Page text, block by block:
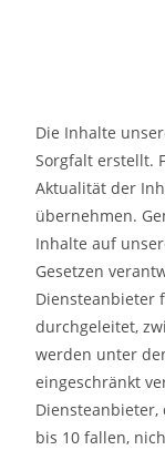
Die Inhalte
Sorgfalt erstellt.
Aktualität der
übernehmen.
Inhalte auf
Gesetzen
Diensteanbieter
durchgeleitet,
werden unter
eingeschränkt
Diensteanbieter,
bis 10 fallen,